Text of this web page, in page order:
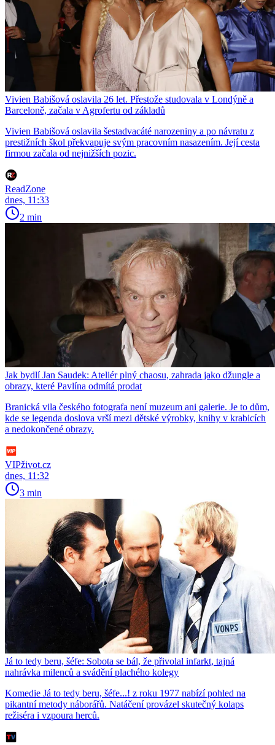
Vivien Babišová oslavila 26 let. Přestože studovala v Londýně a
Barceloně, začala v Agrofertu od základů
Vivien Babišová oslavila šestadvacáté narozeniny a po návratu z
prestižních škol překvapuje svým pracovním nasazením. Její cesta
firmou začala od nejnižších pozic.
ReadZone
dnes, 11:33
2 min
Jak bydlí Jan Saudek: Ateliér plný chaosu, zahrada jako džungle a
obrazy, které Pavlína odmítá prodat
Branická vila českého fotografa není muzeum ani galerie. Je to dům,
kde se legenda doslova vrší mezi dětské výrobky, knihy v krabicích
a nedokončené obrazy.
VIPživot.cz
dnes, 11:32
3 min
Já to tedy beru, šéfe: Sobota se bál, že přivolal infarkt, tajná
nahrávka milenců a svádění plachého kolegy
Komedie Já to tedy beru, šéfe...! z roku 1977 nabízí pohled na
pikantní metody náborářů. Natáčení provázel skutečný kolaps
režiséra i vzpoura herců.